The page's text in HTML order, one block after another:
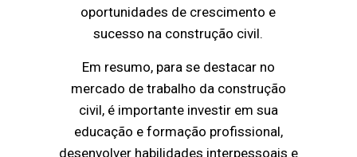
oportunidades de crescimento e
sucesso na construção civil.
Em resumo, para se destacar no
mercado de trabalho da construção
civil, é importante investir em sua
educação e formação profissional,
desenvolver habilidades interpessoais e